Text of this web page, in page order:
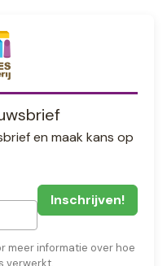
en maak kans op
meer informatie over hoe
verwerkt.